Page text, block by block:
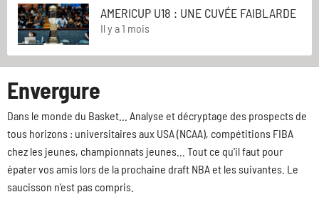
AMERICUP U18 : UNE CUVÉE FAIBLARDE
Il y a 1 mois
Envergure
Dans le monde du Basket... Analyse et décryptage des prospects de
tous horizons : universitaires aux USA (NCAA), compétitions FIBA
chez les jeunes, championnats jeunes... Tout ce qu'il faut pour
épater vos amis lors de la prochaine draft NBA et les suivantes. Le
saucisson n'est pas compris.